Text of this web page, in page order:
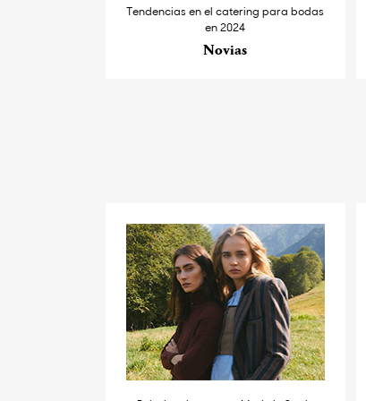
Tendencias en el catering para bodas
en 2024
Novias